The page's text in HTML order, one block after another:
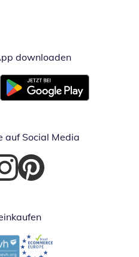
downloadenÖffnet in
Öffnet in neuem Fenster
auf Social Media
neuem Fenster
in neuem Fenster
Öffnet in neuem Fenster